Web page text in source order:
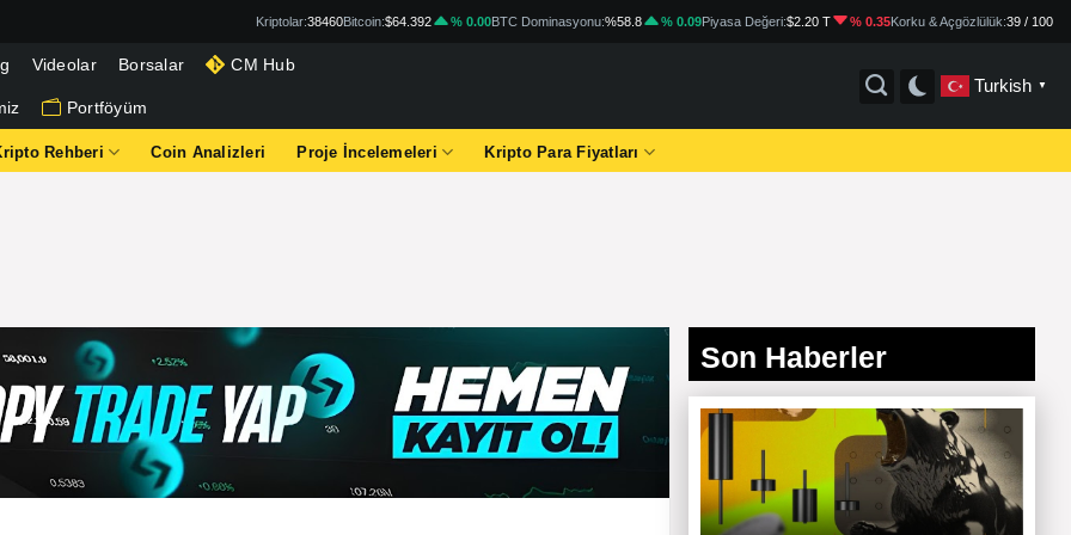
Kriptolar:38460Bitcoin:$64.392 % 0.00BTC Dominasyonu:%58.8 % 0.09Piyasa Değeri:$2.20 T % 0.35Korku & Açgözlülük:39 / 100
Videolar Borsalar CM Hub
Portföyüm
Turkish ▼
Rehberi Coin Analizleri Proje İncelemeleri Kripto Para Fiyatları
Son Haberler